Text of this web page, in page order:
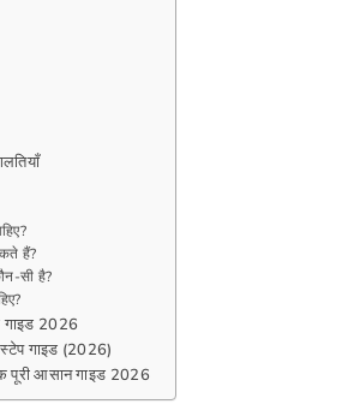
हैं?
सी है?
गाइड 2026
गाइड (2026)
पूरी आसान गाइड 2026